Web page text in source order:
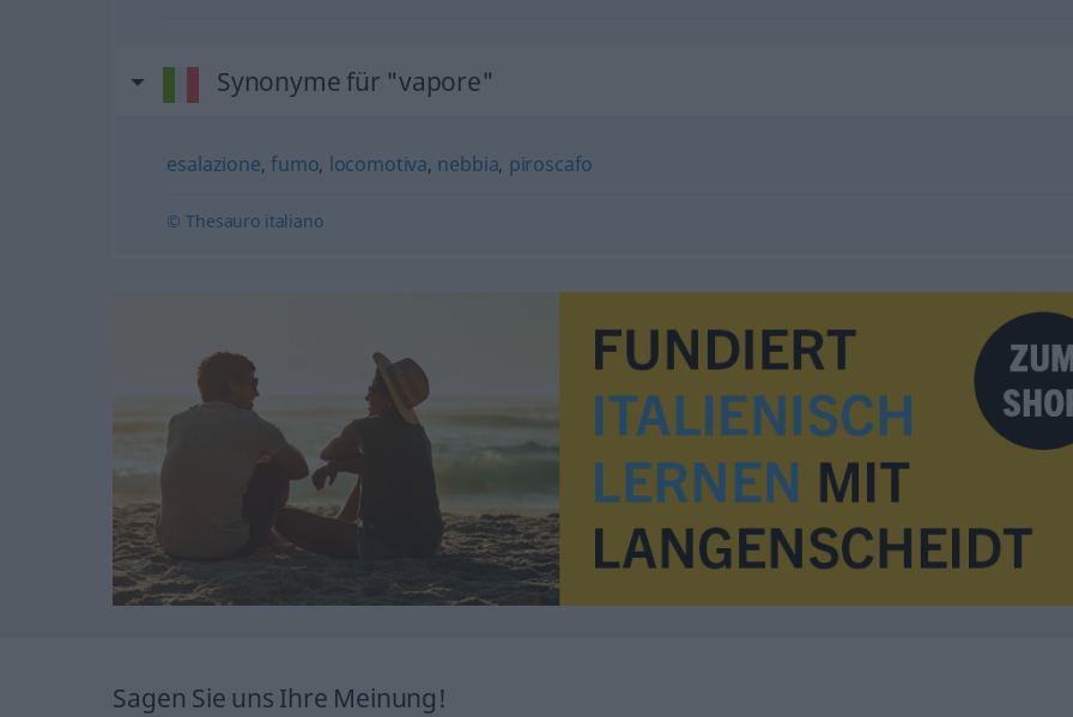
Synonyme für "vapore"
esalazione,fumo, locomotiva, nebbia, piroscafo
© Thesauro italiano
Sagen Sie uns Ihre Meinung!